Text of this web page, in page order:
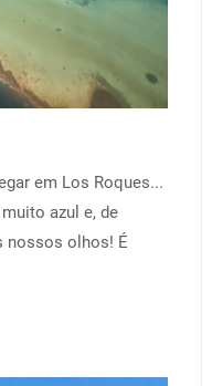
em Los Roques...
azul e, de
nossos olhos! É